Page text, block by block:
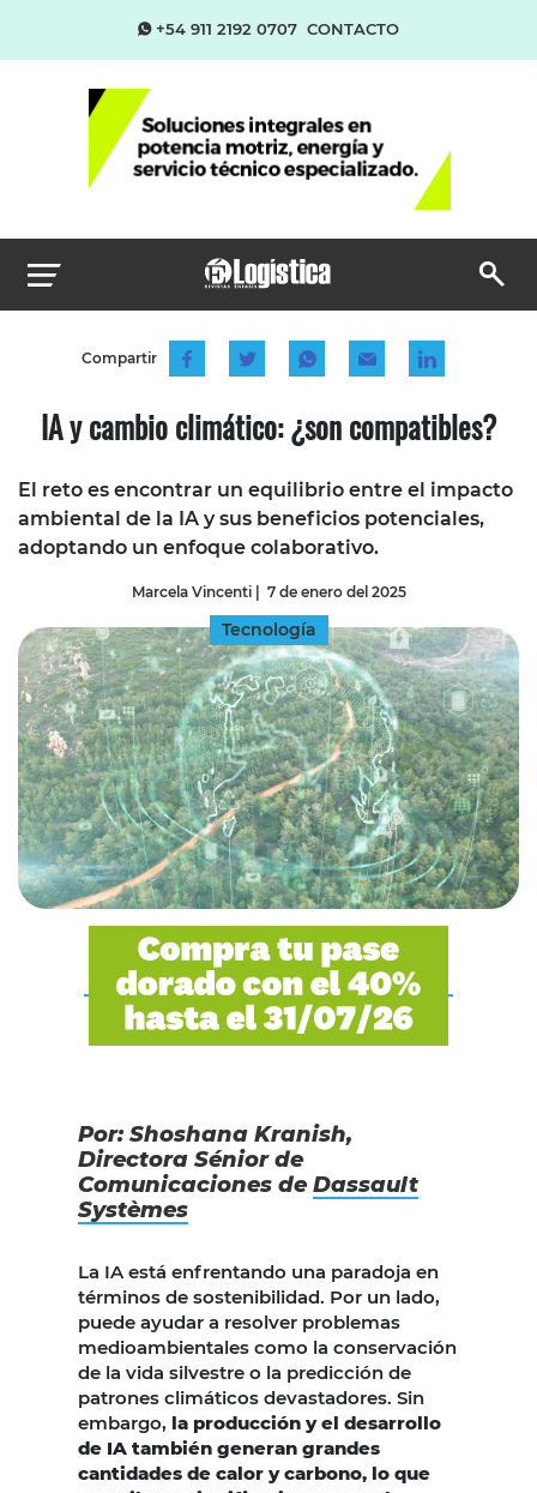
+54 911 2192 0707 CONTACTO
Compartir
IA y cambio climático: ¿son compatibles?
El reto es encontrar un equilibrio entre el impacto
ambiental de la IA y sus beneficios potenciales,
adoptando un enfoque colaborativo.
Marcela Vincenti| 7 de enero del 2025
Tecnología
Por: Shoshana Kranish,
Directora Sénior de
Comunicaciones deDassault
Systèmes
La IA está enfrentando una paradoja en
términos de sostenibilidad. Por un lado,
puede ayudar a resolver problemas
medioambientales como la conservación
de la vida silvestre o la predicción de
patrones climáticos devastadores. Sin
embargo, la producción y el desarrollo
de IA también generan grandes
cantidades de calor y carbono, lo que